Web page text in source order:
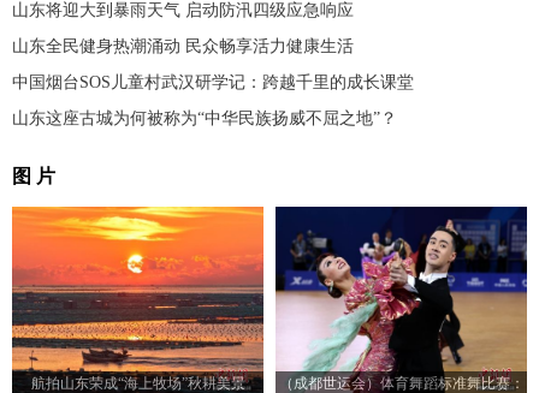
山东将迎大到暴雨天气 启动防汛四级应急响应
山东全民健身热潮涌动 民众畅享活力健康生活
中国烟台SOS儿童村武汉研学记：跨越千里的成长课堂
山东这座古城为何被称为“中华民族扬威不屈之地”？
图 片
航拍山东荣成“海上牧场”秋耕美景
（成都世运会）体育舞蹈标准舞比赛：